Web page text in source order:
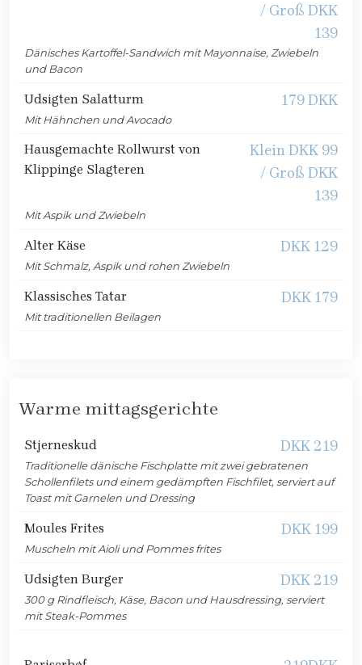
/ Groß DKK
139
Dänisches Kartoffel-Sandwich mit Mayonnaise, Zwiebeln
und Bacon
Udsigten Salatturm 179 DKK
Mit Hähnchen und Avocado
Hausgemachte Rollwurst von
Klippinge Slagteren
Klein DKK 99
/ Groß DKK
139
Mit Aspik und Zwiebeln
Alter Käse DKK 129
Mit Schmalz, Aspik und rohen Zwiebeln
Klassisches Tatar DKK 179
Mit traditionellen Beilagen
Warme mittagsgerichte
Stjerneskud DKK 219
Traditionelle dänische Fischplatte mit zwei gebratenen
Schollenfilets und einem gedämpften Fischfilet, serviert auf
Toast mit Garnelen und Dressing
Moules Frites DKK 199
Muscheln mit Aioli und Pommes frites
Udsigten Burger DKK 219
300 g Rindfleisch, Käse, Bacon und Hausdressing, serviert
mit Steak-Pommes